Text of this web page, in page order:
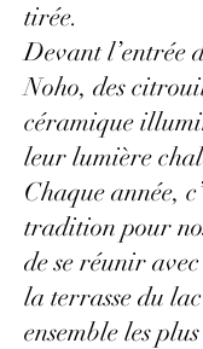
tirée.
Devant l’entrée
Noho, des
céramique
leur lumière
Chaque année,
tradition pour
de se réunir
la terrasse du
ensemble les